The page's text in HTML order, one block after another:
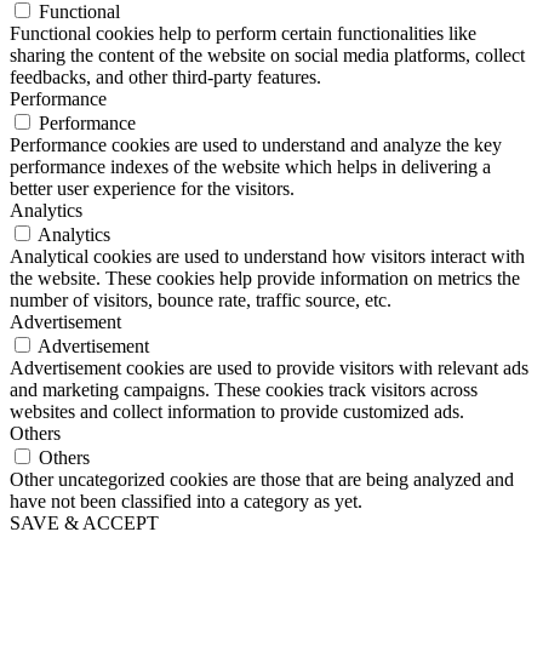
Functional
Functional cookies help to perform certain functionalities like
sharing the content of the website on social media platforms, collect
feedbacks, and other third-party features.
Performance
Performance
Performance cookies are used to understand and analyze the key
performance indexes of the website which helps in delivering a
better user experience for the visitors.
Analytics
Analytics
Analytical cookies are used to understand how visitors interact with
the website. These cookies help provide information on metrics the
number of visitors, bounce rate, traffic source, etc.
Advertisement
Advertisement
Advertisement cookies are used to provide visitors with relevant ads
and marketing campaigns. These cookies track visitors across
websites and collect information to provide customized ads.
Others
Others
Other uncategorized cookies are those that are being analyzed and
have not been classified into a category as yet.
SAVE & ACCEPT